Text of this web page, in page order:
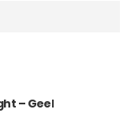
– Geel